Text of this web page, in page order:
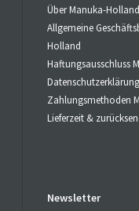
Das
einzigartige
#CBDÖl/
Premium
Schütteln
bevor Sie
Über Manuka-Holland
Allgemeine
Holland
Haftungsausschluss
Zahlungsmethoden
Lieferzeit &
Newsletter